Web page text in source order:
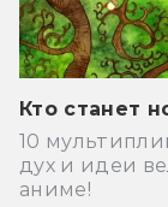
Кто станет
10
дух и идеи
аниме!